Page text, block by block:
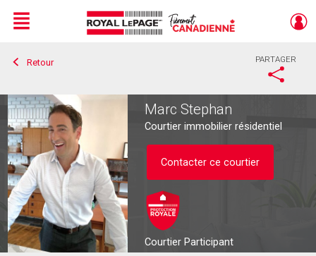
Live
En Direct
Menu
Retour PARTAGER
Marc Stephan
Courtier immobilier résidentiel
Contacter ce courtier
Courtier Participant